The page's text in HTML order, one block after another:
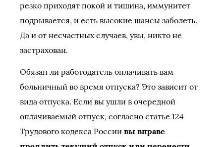
резко приходят покой и тишина, иммунитет
подрывается, и есть высокие шансы заболеть.
Да и от несчастных случаев, увы, никто не
застрахован.
Обязан ли работодатель оплачивать вам
больничный во время отпуска? Это зависит от
вида отпуска. Если вы ушли в очередной
оплачиваемый отпуск, согласно статье 124
Трудового кодекса России вы вправе